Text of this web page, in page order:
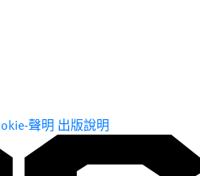
聲明 出版說明